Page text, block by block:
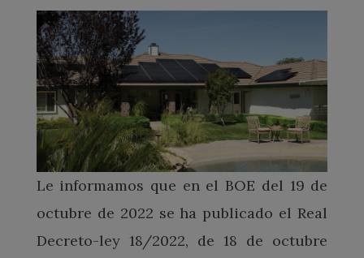
Le informamos que en el BOE del 19 de
octubre de 2022 se ha publicado el Real
Decreto-ley 18/2022, de 18 de octubre